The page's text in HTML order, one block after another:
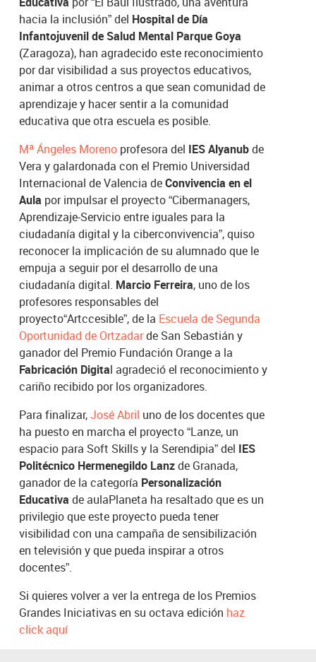
hacia la inclusión” del Hospital de Día
Infantojuvenil de Salud Mental Parque Goya
(Zaragoza), han agradecido este reconocimiento
por dar visibilidad a sus proyectos educativos,
animar a otros centros a que sean comunidad de
aprendizaje y hacer sentir a la comunidad
educativa que otra escuela es posible.
Mª Ángeles Moreno profesora del IES Alyanubde
Vera ygalardonada con el Premio Universidad
Internacional de Valencia deConvivencia en el
Aula por impulsar el proyecto “Cibermanagers,
Aprendizaje-Servicio entre iguales para la
ciudadanía digital y la ciberconvivencia”, quiso
reconocer la implicación de su alumnado que le
empuja a seguir por el desarrollo de una
ciudadanía digital. Marcio Ferreira, uno de los
profesores responsables del
proyecto“Artccesible”, de la Escuela de Segunda
Oportunidad de Ortzadarde San Sebastián y
ganador del Premio Fundación Orange a la
Fabricación Digital agradeció el reconocimiento y
cariño recibido por los organizadores.
Para finalizar,José Abril uno de los docentes que
ha puesto en marcha el proyecto “Lanze, un
espacio para Soft Skills y la Serendipia” del IES
Politécnico Hermenegildo Lanzde Granada,
ganador de la categoría Personalización
Educativa de aulaPlaneta ha resaltado que es un
privilegio que este proyecto pueda tener
visibilidad con una campaña de sensibilización
en televisión y que pueda inspirar a otros
docentes”.
Si quieres volver a ver la entrega de los Premios
Grandes Iniciativas en su octava edición haz
click aquí